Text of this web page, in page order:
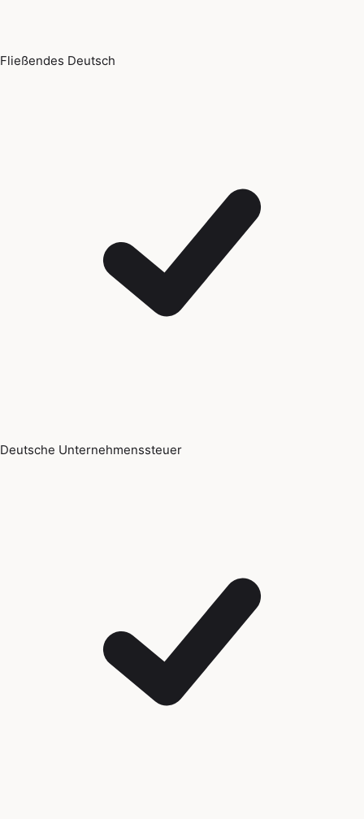
Fließendes Deutsch
Deutsche Unternehmenssteuer